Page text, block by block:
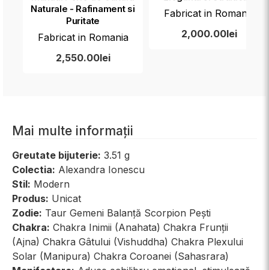
Naturale - Rafinament si
Puritate
Fabricat in Romania
2,550.00lei
Fabricat in Romania
2,000.00lei
Mai multe informații
Greutate bijuterie: 3.51 g
Colectia: Alexandra Ionescu
Stil: Modern
Produs: Unicat
Zodie: Taur Gemeni Balanță Scorpion Pești
Chakra: Chakra Inimii (Anahata) Chakra Frunții
(Ajna) Chakra Gâtului (Vishuddha) Chakra Plexului
Solar (Manipura) Chakra Coroanei (Sahasrara)